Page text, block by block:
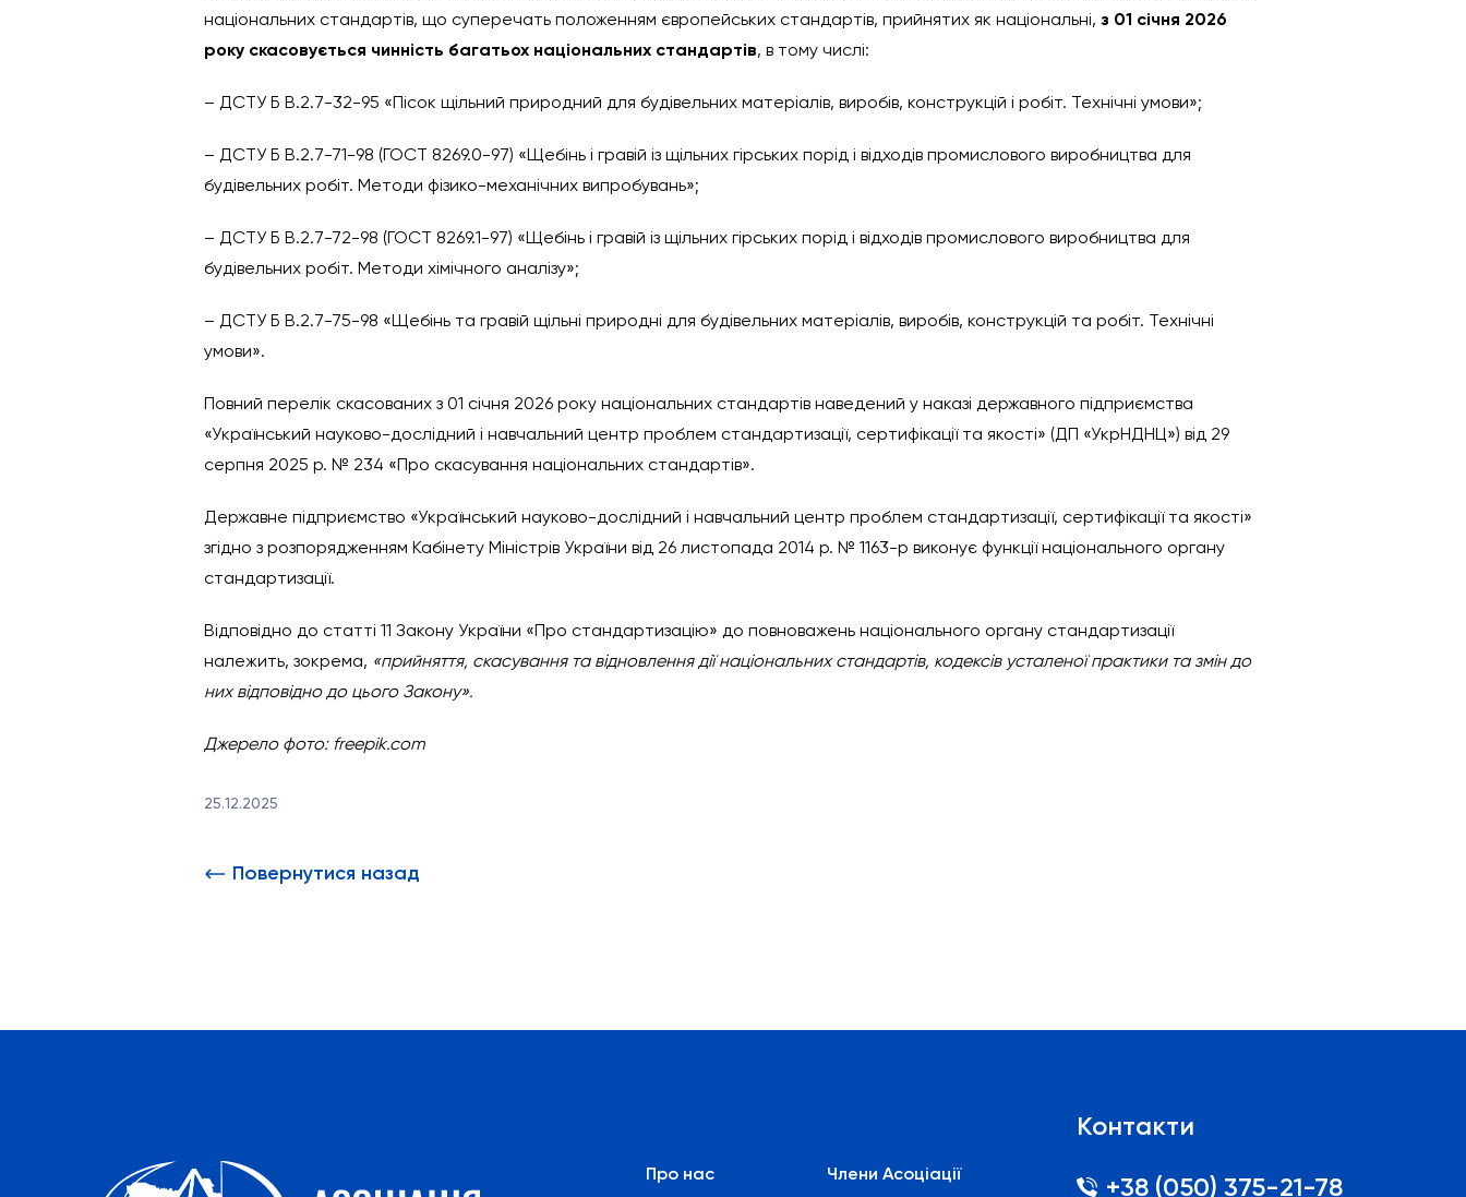
національних стандартів, що суперечать положенням європейських стандартів, прийнятих як національні, з 01 січня 2026
року скасовується чинність багатьох національних стандартів, в тому числі:
– ДСТУ Б В.2.7-32-95 «Пісок щільний природний для будівельних матеріалів, виробів, конструкцій і робіт. Технічні умови»;
– ДСТУ Б В.2.7-71-98 (ГОСТ 8269.0-97) «Щебінь і гравій із щільних гірських порід і відходів промислового виробництва для
будівельних робіт. Методи фізико-механічних випробувань»;
– ДСТУ Б В.2.7-72-98 (ГОСТ 8269.1-97) «Щебінь і гравій із щільних гірських порід і відходів промислового виробництва для
будівельних робіт. Методи хімічного аналізу»;
– ДСТУ Б В.2.7-75-98 «Щебінь та гравій щільні природні для будівельних матеріалів, виробів, конструкцій та робіт. Технічні
умови».
Повний перелік скасованих з 01 січня 2026 року національних стандартів наведений у наказі державного підприємства
«Український науково-дослідний і навчальний центр проблем стандартизації, сертифікації та якості» (ДП «УкрНДНЦ») від 29
серпня 2025 р. № 234 «Про скасування національних стандартів».
Державне підприємство «Український науково-дослідний і навчальний центр проблем стандартизації, сертифікації та якості»
згідно з розпорядженням Кабінету Міністрів України від 26 листопада 2014 р. № 1163-р виконує функції національного органу
стандартизації.
Відповідно до статті 11 Закону України «Про стандартизацію» до повноважень національного органу стандартизації
належить, зокрема, «прийняття, скасування та відновлення дії національних стандартів, кодексів усталеної практики та змін до
них відповідно до цього Закону».
Джерело фото: freepik.com
25.12.2025
Повернутися назад
Про нас Члени Асоціації
Контакти
+38 (050) 375-21-78